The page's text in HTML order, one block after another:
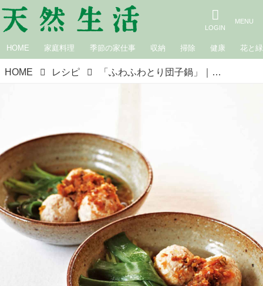
HOME 家庭料理 季節の家仕事 収納 掃除 健康 花と緑
HOME レシピ 「ふわふわとり団子鍋」｜松田美智子の季節の仕事「ポン酢」